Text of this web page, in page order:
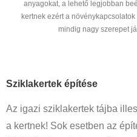
anyagokat, a lehető legjobban
kertnek ezért a
mindig nagy szerepet
Sziklakertek építése
Az igazi sziklakertek tájba
a kertnek! Sok esetben az